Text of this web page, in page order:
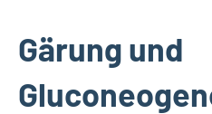
Gärung und